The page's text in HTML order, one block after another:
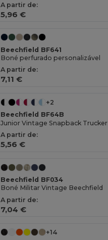
A partir de:
5,96 €
Beechfield BF641
Boné perfurado personalizável
A partir de:
7,11 €
+2
Beechfield BF64B
Junior Vintage Snapback Trucker
A partir de:
5,56 €
Beechfield BF034
Boné Militar Vintage Beechfield
A partir de:
7,04 €
+14